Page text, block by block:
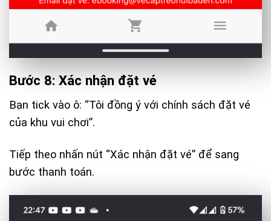
Bước 8: Xác nhận đặt vé
Bạn tick vào ô: “Tôi đồng ý với chính sách đặt vé
của khu vui chơi”.
Tiếp theo nhấn nút “Xác nhận đặt vé” để sang
bước thanh toán.